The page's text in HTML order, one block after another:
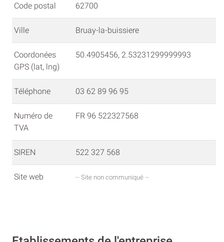
Code postal 62700
Ville Bruay-la-buissiere
Coordonées
GPS (lat, lng)
50.4905456, 2.53231299999993
Téléphone 03 62 89 96 95
Numéro de
TVA
FR 96 522327568
SIREN 522 327 568
Site web -- Site non communiqué --